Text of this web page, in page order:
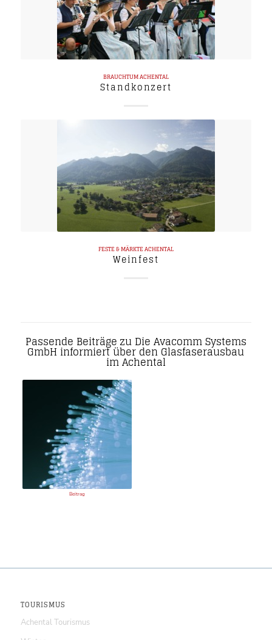
BRAUCHTUMACHENTAL
Standkonzert
FESTE & MÄRKTEACHENTAL
Weinfest
Passende Beiträge zu Die Avacomm Systems
GmbH informiert über den Glasfaserausbau
im Achental
Beitrag
TOURISMUS
Achental Tourismus